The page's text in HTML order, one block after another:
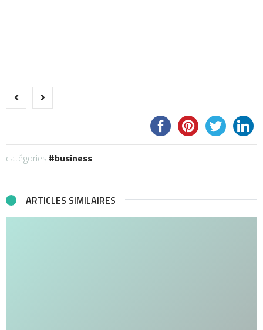
catégories: business
ARTICLES SIMILAIRES